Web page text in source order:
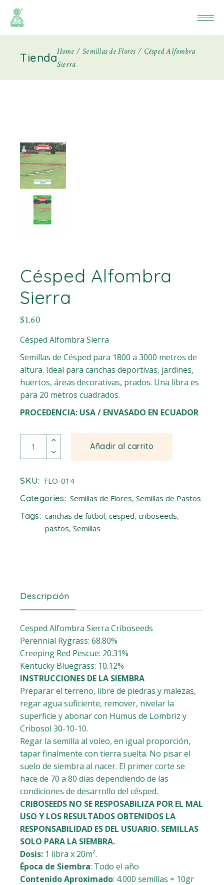
TiendaHome Semillas de Flores
Césped Alfombra
Sierra
Césped Alfombra
Sierra
$1.60
Césped Alfombra Sierra
Semillas de Césped para 1800 a 3000 metros de
altura. Ideal para canchas deportivas, jardines,
huertos, áreas decorativas, prados. Una libra es
para 20 metros cuadrados.
PROCEDENCIA: USA / ENVASADO EN ECUADOR
Césped Alfombra Sierra quantity
Añadir al carrito
SKU: FLO-014
Categories: Semillas de Flores,Semillas de Pastos
Tags: canchas de futbol,cesped,criboseeds,
pastos,Semillas
Descripción
Cesped Alfombra Sierra Criboseeds
Perennial Rygrass: 68.80%
Creeping Red Pescue: 20.31%
Kentucky Bluegrass: 10.12%
INSTRUCCIONES DE LA SIEMBRA
Preparar el terreno, libre de piedras y malezas,
regar agua suficiente, remover, nivelar la
superficie y abonar con Humus de Lombriz y
Cribosol 30-10-10.
Regar la semilla al voleo, en igual proporción,
tapar finalmente con tierra suelta. No pisar el
suelo de siembra al nacer. El primer corte se
hace de 70 a 80 días dependiendo de las
condiciones de desarrollo del césped.
CRIBOSEEDS NO SE RESPOSABILIZA POR EL MAL
USO Y LOS RESULTADOS OBTENIDOS LA
RESPONSABILIDAD ES DEL USUARIO. SEMILLAS
SOLO PARA LA SIEMBRA.
Dosis: 1 libra x 20m².
Época de Siembra: Todo el año
Contenido Aproximado: 4.000 semillas = 10gr